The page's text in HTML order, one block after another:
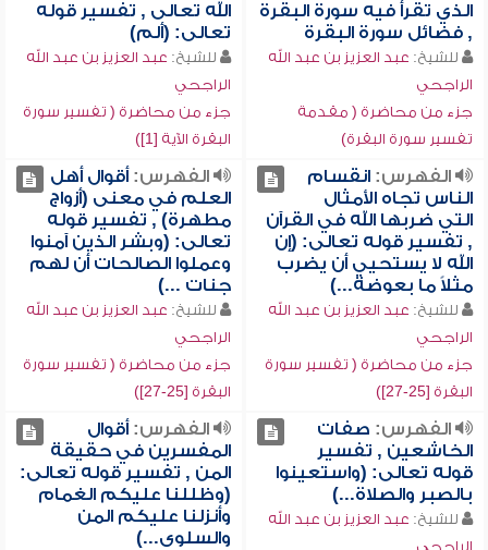
الذي تقرأ فيه سورة البقرة
, فضائل سورة البقرة
للشيخ: عبد العزيز بن عبد الله
الراجحي
جزء من محاضرة ( مقدمة
تفسير سورة البقرة)
الله تعالى , تفسير قوله
تعالى: (ألم)
للشيخ: عبد العزيز بن عبد الله
الراجحي
جزء من محاضرة ( تفسير سورة
البقرة الآية [1])
الفهرس:انقسام
الناس تجاه الأمثال
التي ضربها الله في القرآن
, تفسير قوله تعالى: (إن
الله لا يستحيي أن يضرب
مثلاً ما بعوضة...)
للشيخ: عبد العزيز بن عبد الله
الراجحي
جزء من محاضرة ( تفسير سورة
البقرة [25-27])
الفهرس:أقوال أهل
العلم في معنى (أزواج
مطهرة) , تفسير قوله
تعالى: (وبشر الذين آمنوا
وعملوا الصالحات أن لهم
جنات ...)
للشيخ: عبد العزيز بن عبد الله
الراجحي
جزء من محاضرة ( تفسير سورة
البقرة [25-27])
الفهرس: صفات
الخاشعين , تفسير
قوله تعالى: (واستعينوا
بالصبر والصلاة...)
للشيخ: عبد العزيز بن عبد الله
الراجحي
الفهرس:أقوال
المفسرين في حقيقة
المن , تفسير قوله تعالى:
(وظللنا عليكم الغمام
وأنزلنا عليكم المن
والسلوى...)